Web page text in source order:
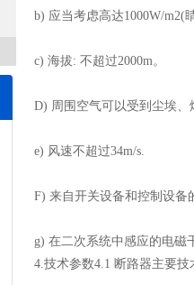
b) 应当考虑高达1000W/m2(
c) 海拔: 不超过2000m。
D) 周围空气可以受到尘埃
e) 风速不超过34m/s.
F) 来自开关设备和控制设备
g) 在二次系统中感应的电磁
4.技术参数4.1 断路器主要技